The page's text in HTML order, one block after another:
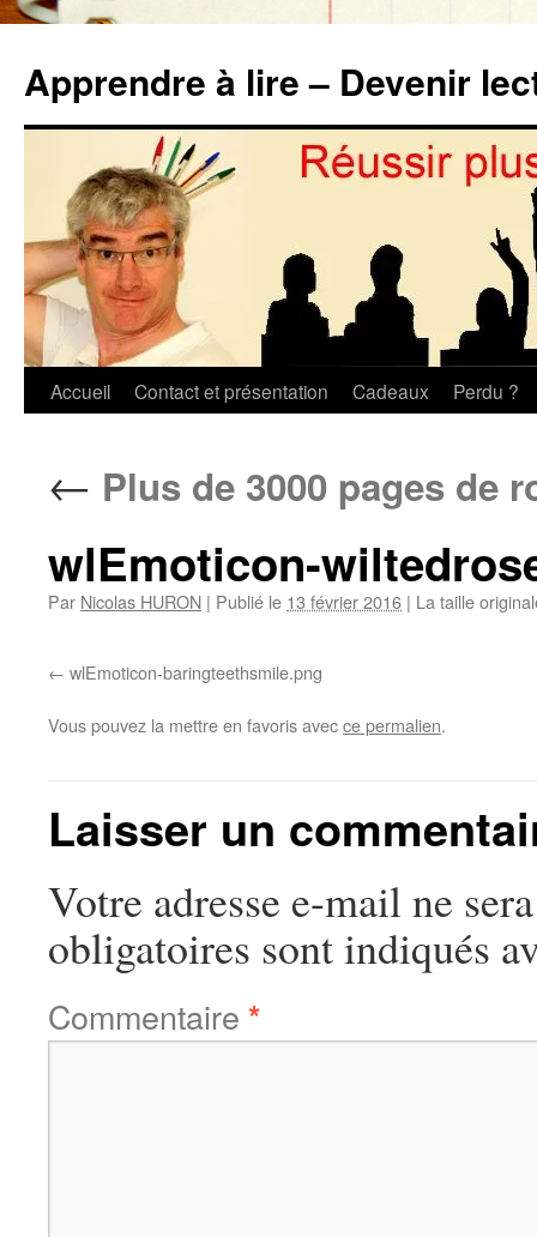
contenu
Apprendre à lire – Devenir
Accueil Contact et présentation Cadeaux Perdu ?
← Plus de 3000 pages de
wlEmoticon-
Par Nicolas HURON | Publié le 13 février 2016 | La taille
wlEmoticon-baringteethsmile.png
Vous pouvez la mettre en favoris avecce permalien.
Laisser un
Votre adresse e-mail ne
obligatoires sont indiqués
Commentaire *